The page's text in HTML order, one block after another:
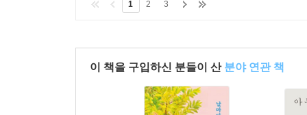
1 2 3
이 책을 구입하신 분들이 산 분야 연관 책